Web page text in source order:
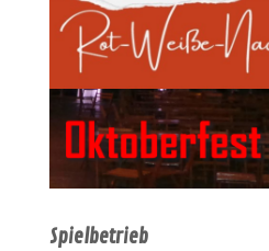
Spielbetrieb